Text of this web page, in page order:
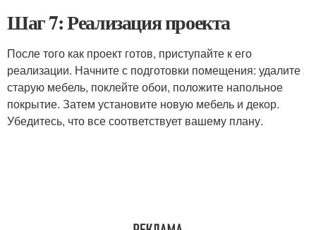
Шаг 7: Реализация проекта
После того как проект готов, приступайте к его
реализации. Начните с подготовки помещения: удалите
старую мебель, поклейте обои, положите напольное
покрытие. Затем установите новую мебель и декор.
Убедитесь, что все соответствует вашему плану.